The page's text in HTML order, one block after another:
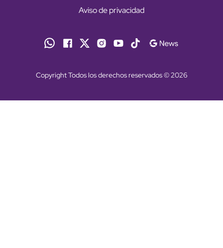
Aviso de privacidad
Copyright Todos los derechos reservados © 2026